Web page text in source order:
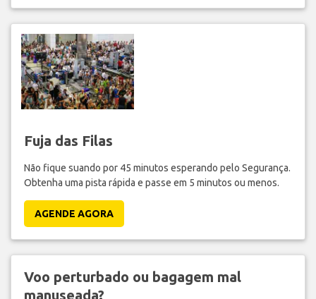
Fuja das Filas
Não fique suando por 45 minutos esperando pelo Segurança.
Obtenha uma pista rápida e passe em 5 minutos ou menos.
AGENDE AGORA
Voo perturbado ou bagagem mal
manuseada?